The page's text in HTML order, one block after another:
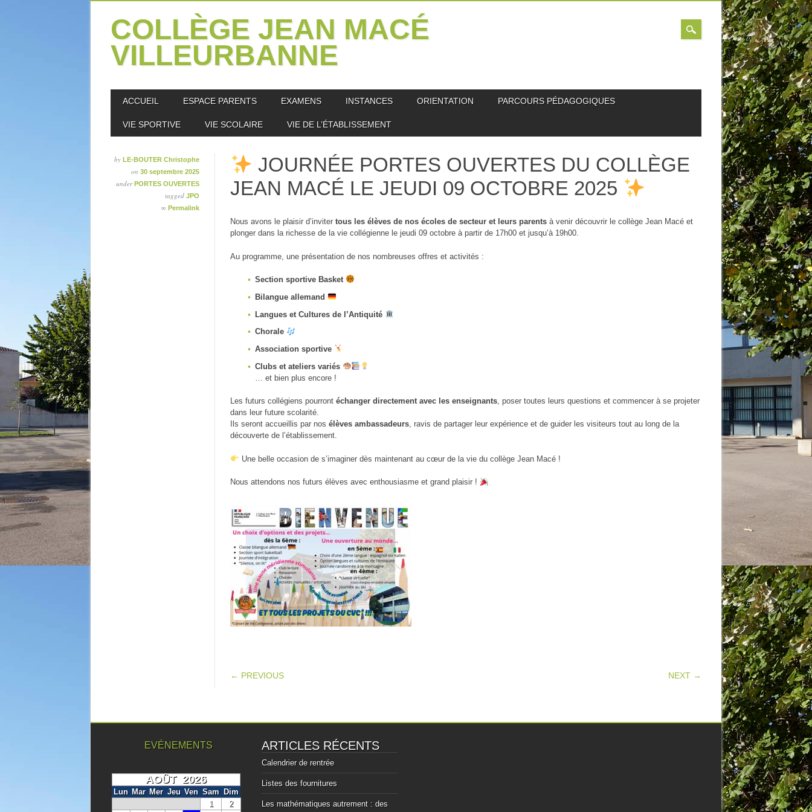
COLLÈGE JEAN MACÉ
VILLEURBANNE
MAIN MENU
ACCUEIL ESPACE PARENTS EXAMENS INSTANCES ORIENTATION PARCOURS PÉDAGOGIQUES
VIE SPORTIVE VIE SCOLAIRE VIE DE L’ÉTABLISSEMENT
by LE-BOUTER Christophe
on 30 septembre 2025
underPORTES OUVERTES
tagged JPO
∞ Permalink
JOURNÉE PORTES OUVERTES DU COLLÈGE
JEAN MACÉ LE JEUDI 09 OCTOBRE 2025
Nous avons le plaisir d’inviter tous les élèves de nos écoles de secteur et leurs parents à venir découvrir le collège Jean Macé et
plonger dans la richesse de la vie collégienne le jeudi 09 octobre à partir de 17h00 et jusqu’à 19h00.
Au programme, une présentation de nos nombreuses offres et activités :
Section sportive Basket
Bilangue allemand
Langues et Cultures de l’Antiquité
Chorale
Association sportive
Clubs et ateliers variés
… et bien plus encore !
Les futurs collégiens pourront échanger directement avec les enseignants, poser toutes leurs questions et commencer à se projeter
dans leur future scolarité.
Ils seront accueillis par nos élèves ambassadeurs, ravis de partager leur expérience et de guider les visiteurs tout au long de la
découverte de l’établissement.
Une belle occasion de s’imaginer dès maintenant au cœur de la vie du collège Jean Macé !
Nous attendons nos futurs élèves avec enthousiasme et grand plaisir !
POST NAVIGATION
← PREVIOUS NEXT →
EVÉNEMENTS
AOÛT 2026
Lun Mar Mer Jeu Ven Sam
Dim
1
2
ARTICLES RÉCENTS
Calendrier de rentrée
Listes des fournitures
Les mathématiques autrement : des